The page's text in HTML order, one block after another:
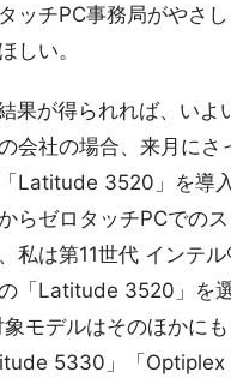
ッチPC事務局がやさ
しい。
果が得られれば、いよ
会社の場合、来月にさ
Latitude 3520」を導
らゼロタッチPCでのス
私は第11世代 インテ
「Latitude 3520」を
象モデルはそのほかに
5330」「Optiplex